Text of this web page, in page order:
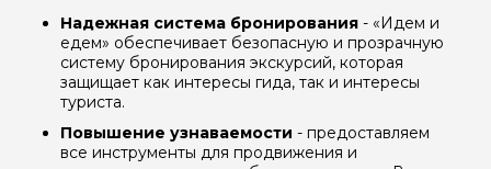
Надежная система бронирования - «Идем и
едем» обеспечивает безопасную и прозрачную
систему бронирования экскурсий, которая
защищает как интересы гида, так и интересы
туриста.
Повышение узнаваемости - предоставляем
все инструменты для продвижения и